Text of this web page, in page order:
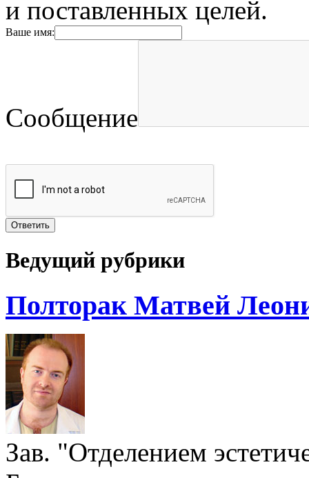
и поставленных целей.
Ваше имя:
Сообщение
Ведущий рубрики
Полторак Матвей
Зав. "Отделением